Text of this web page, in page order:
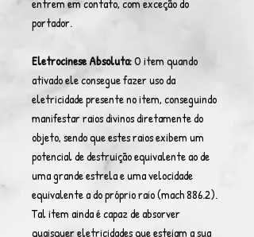
entrem em contato, com exceção do
portador.
Eletrocinese Absoluta:O item quando
ativado ele consegue fazer uso da
eletricidade presente no item, conseguindo
manifestar raios divinos diretamente do
objeto, sendo que estes raios exibem um
potencial de destruição equivalente ao de
uma grande estrela e uma velocidade
equivalente a do próprio raio (mach 886.2).
Tal item ainda é capaz de absorver
quaisquer eletricidades que estejam a sua